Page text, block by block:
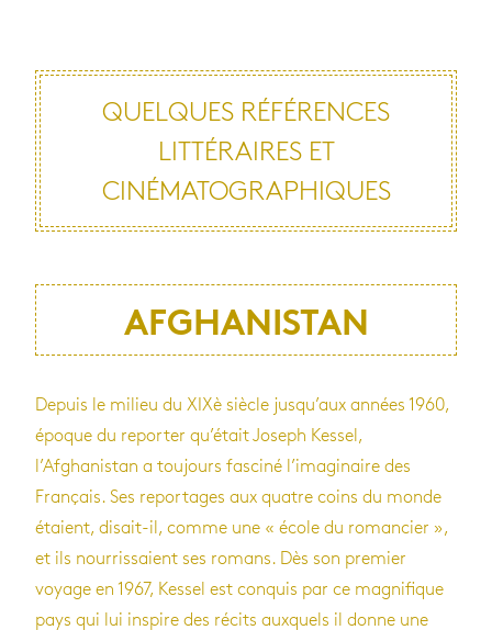
QUELQUES RÉFÉRENCES
LITTÉRAIRES ET
CINÉMATOGRAPHIQUES
AFGHANISTAN
Depuis le milieu du XIXè siècle jusqu’aux années 1960,
époque du reporter qu’était Joseph Kessel,
l’Afghanistan a toujours fasciné l’imaginaire des
Français. Ses reportages aux quatre coins du monde
étaient, disait-il, comme une « école du romancier »,
et ils nourrissaient ses romans. Dès son premier
voyage en 1967, Kessel est conquis par ce magnifique
pays qui lui inspire des récits auxquels il donne une